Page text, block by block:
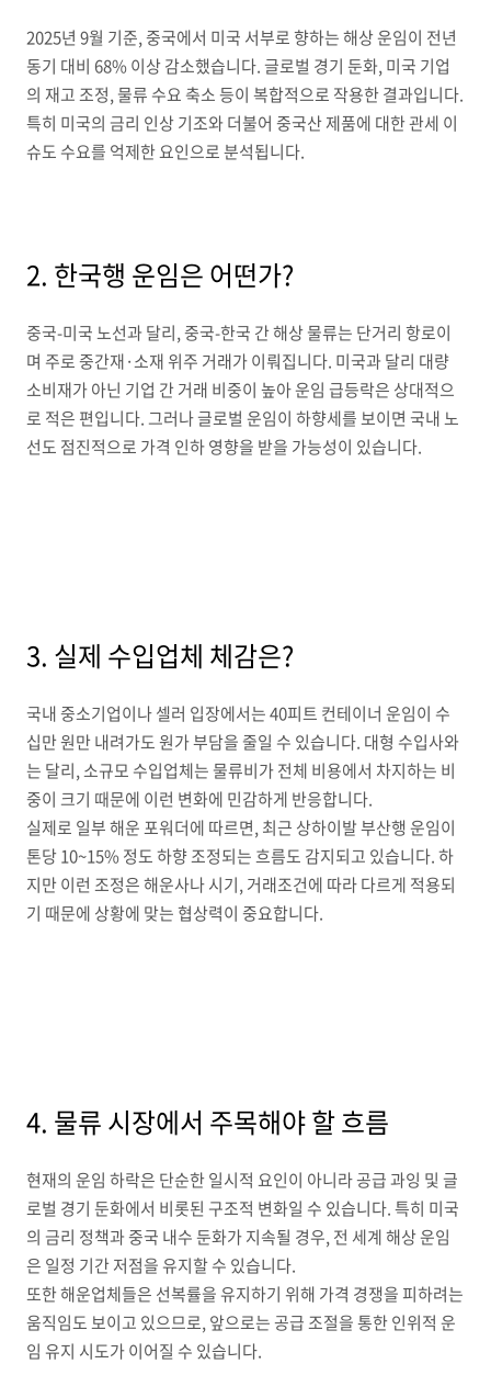
2025년 9월 기준, 중국에서 미국 서부로 향하는 해상 운임이 전년
동기 대비 68% 이상 감소했습니다. 글로벌 경기 둔화, 미국 기업
의 재고 조정, 물류 수요 축소 등이 복합적으로 작용한 결과입니다.
특히 미국의 금리 인상 기조와 더불어 중국산 제품에 대한 관세 이
슈도 수요를 억제한 요인으로 분석됩니다.
2. 한국행 운임은 어떤가?
중국-미국 노선과 달리, 중국-한국 간 해상 물류는 단거리 항로이
며 주로 중간재·소재 위주 거래가 이뤄집니다. 미국과 달리 대량
소비재가 아닌 기업 간 거래 비중이 높아 운임 급등락은 상대적으
로 적은 편입니다. 그러나 글로벌 운임이 하향세를 보이면 국내 노
선도 점진적으로 가격 인하 영향을 받을 가능성이 있습니다.
3. 실제 수입업체 체감은?
국내 중소기업이나 셀러 입장에서는 40피트 컨테이너 운임이 수
십만 원만 내려가도 원가 부담을 줄일 수 있습니다. 대형 수입사와
는 달리, 소규모 수입업체는 물류비가 전체 비용에서 차지하는 비
중이 크기 때문에 이런 변화에 민감하게 반응합니다.
실제로 일부 해운 포워더에 따르면, 최근 상하이발 부산행 운임이
톤당 10~15% 정도 하향 조정되는 흐름도 감지되고 있습니다. 하
지만 이런 조정은 해운사나 시기, 거래조건에 따라 다르게 적용되
기 때문에 상황에 맞는 협상력이 중요합니다.
4. 물류 시장에서 주목해야 할 흐름
현재의 운임 하락은 단순한 일시적 요인이 아니라 공급 과잉 및 글
로벌 경기 둔화에서 비롯된 구조적 변화일 수 있습니다. 특히 미국
의 금리 정책과 중국 내수 둔화가 지속될 경우, 전 세계 해상 운임
은 일정 기간 저점을 유지할 수 있습니다.
또한 해운업체들은 선복률을 유지하기 위해 가격 경쟁을 피하려는
움직임도 보이고 있으므로, 앞으로는 공급 조절을 통한 인위적 운
임 유지 시도가 이어질 수 있습니다.